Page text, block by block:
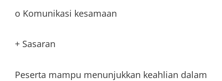
o Komunikasi kesamaan
+ Sasaran
Peserta mampu menunjukkan keahlian dalam